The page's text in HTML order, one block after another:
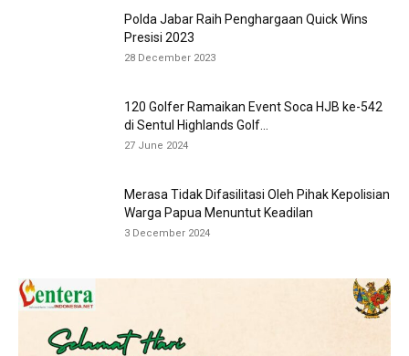
Polda Jabar Raih Penghargaan Quick Wins
Presisi 2023
28 December 2023
120 Golfer Ramaikan Event Soca HJB ke-542
di Sentul Highlands Golf...
27 June 2024
Merasa Tidak Difasilitasi Oleh Pihak Kepolisian
Warga Papua Menuntut Keadilan
3 December 2024